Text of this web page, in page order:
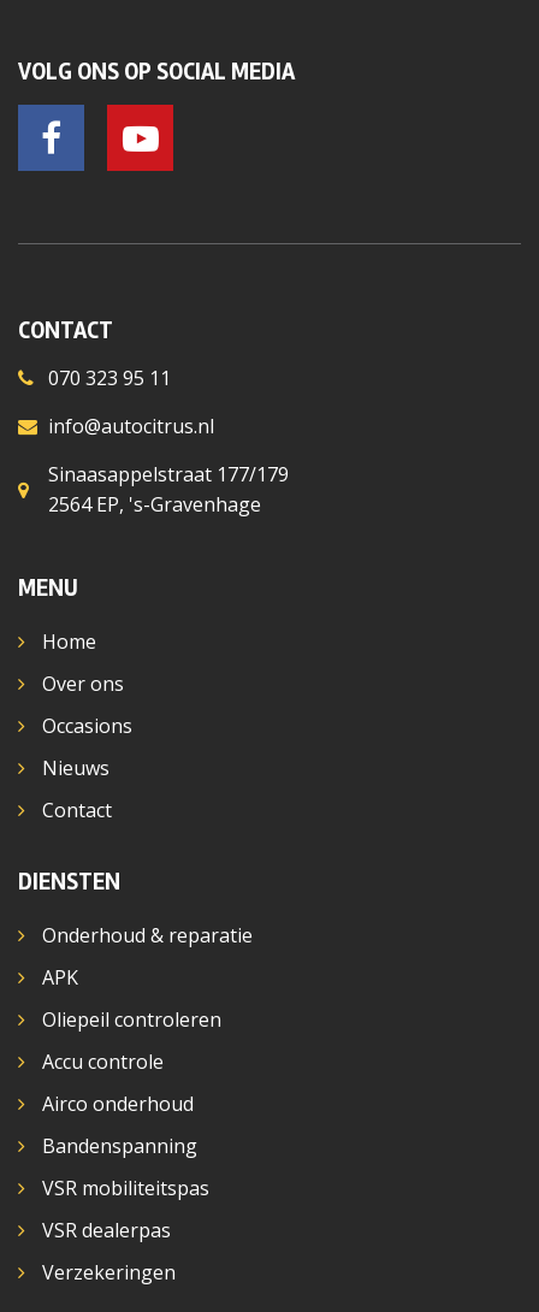
VOLG ONS OP SOCIAL MEDIA
CONTACT
070 323 95 11
info@autocitrus.nl
Sinaasappelstraat 177/179
2564 EP, 's-Gravenhage
MENU
Home
Over ons
Occasions
Nieuws
Contact
DIENSTEN
Onderhoud & reparatie
APK
Oliepeil controleren
Accu controle
Airco onderhoud
Bandenspanning
VSR mobiliteitspas
VSR dealerpas
Verzekeringen